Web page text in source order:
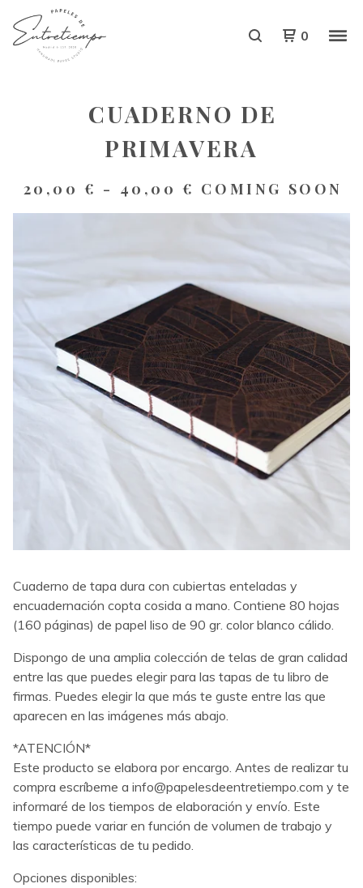
0
CUADERNO DE
PRIMAVERA
20,00 € - 40,00 € COMING SOON
Cuaderno de tapa dura con cubiertas enteladas y
encuadernación copta cosida a mano. Contiene 80 hojas
(160 páginas) de papel liso de 90 gr. color blanco cálido.
Dispongo de una amplia colección de telas de gran calidad
entre las que puedes elegir para las tapas de tu libro de
firmas. Puedes elegir la que más te guste entre las que
aparecen en las imágenes más abajo.
*ATENCIÓN*
Este producto se elabora por encargo. Antes de realizar tu
compra escríbeme a info@papelesdeentretiempo.com y te
informaré de los tiempos de elaboración y envío. Este
tiempo puede variar en función de volumen de trabajo y
las características de tu pedido.
Opciones disponibles: